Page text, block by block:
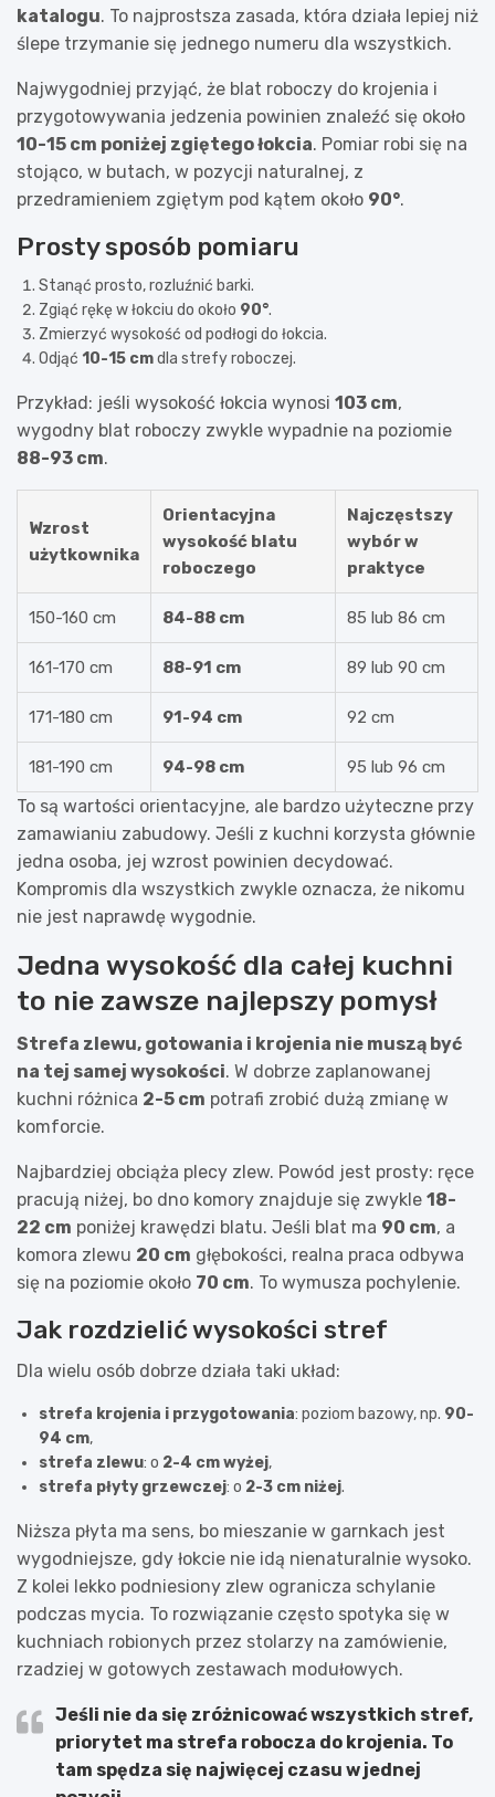
katalogu. To najprostsza zasada, która działa lepiej niż
ślepe trzymanie się jednego numeru dla wszystkich.
Najwygodniej przyjąć, że blat roboczy do krojenia i
przygotowywania jedzenia powinien znaleźć się około
10-15 cm poniżej zgiętego łokcia. Pomiar robi się na
stojąco, w butach, w pozycji naturalnej, z
przedramieniem zgiętym pod kątem około 90°.
Prosty sposób pomiaru
Stanąć prosto, rozluźnić barki.
Zgiąć rękę w łokciu do około 90°.
Zmierzyć wysokość od podłogi do łokcia.
Odjąć 10-15 cmdla strefy roboczej.
Przykład: jeśli wysokość łokcia wynosi 103 cm,
wygodny blat roboczy zwykle wypadnie na poziomie
88-93 cm.
Wzrost
użytkownika
Orientacyjna
wysokość blatu
roboczego
Najczęstszy
wybór w
praktyce
150-160 cm 84-88 cm 85 lub 86 cm
161-170 cm 88-91 cm 89 lub 90 cm
171-180 cm 91-94 cm 92 cm
181-190 cm 94-98 cm 95 lub 96 cm
To są wartości orientacyjne, ale bardzo użyteczne przy
zamawianiu zabudowy. Jeśli z kuchni korzysta głównie
jedna osoba, jej wzrost powinien decydować.
Kompromis dla wszystkich zwykle oznacza, że nikomu
nie jest naprawdę wygodnie.
Jedna wysokość dla całej kuchni
to nie zawsze najlepszy pomysł
Strefa zlewu, gotowania i krojenia nie muszą być
na tej samej wysokości. W dobrze zaplanowanej
kuchni różnica 2-5 cm potrafi zrobić dużą zmianę w
komforcie.
Najbardziej obciąża plecy zlew. Powód jest prosty: ręce
pracują niżej, bo dno komory znajduje się zwykle 18-
22 cm poniżej krawędzi blatu. Jeśli blat ma 90 cm, a
komora zlewu 20 cm głębokości, realna praca odbywa
się na poziomie około 70 cm. To wymusza pochylenie.
Jak rozdzielić wysokości stref
Dla wielu osób dobrze działa taki układ:
strefa krojenia i przygotowania: poziom bazowy, np. 90-
94 cm,
strefa zlewu: o 2-4 cm wyżej,
strefa płyty grzewczej: o 2-3 cm niżej.
Niższa płyta ma sens, bo mieszanie w garnkach jest
wygodniejsze, gdy łokcie nie idą nienaturalnie wysoko.
Z kolei lekko podniesiony zlew ogranicza schylanie
podczas mycia. To rozwiązanie często spotyka się w
kuchniach robionych przez stolarzy na zamówienie,
rzadziej w gotowych zestawach modułowych.
Jeśli nie da się zróżnicować wszystkich stref,
priorytet ma strefa robocza do krojenia. To
tam spędza się najwięcej czasu w jednej